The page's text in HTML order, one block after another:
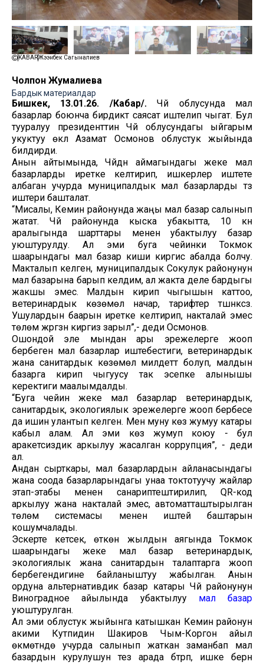
KABARЖээнбек Сагыналиев
Чолпон Жумалиева
Бардык материалдар
Бишкек, 13.01.26. /Кабар/.Чүй облусунда мал
базарлар боюнча бирдиктүү саясат иштелип чыгат. Бул
тууралуу президенттин Чүй облусундагы ыйгарым
укуктуу өкүлү Азамат Осмонов облустук жыйында
билдирди.
Анын айтымында, Чүйдүн аймагындагы жеке мал
базарларды иретке келтирип, ишкерлер иштете
албаган учурда муниципалдык мал базарларды түзүү
иштери башталат.
“Мисалы, Кемин районунда жаңы мал базар салынып
жатат. Чүй районунда кыска убакытта, 10 күн
аралыгында шарттары менен убактылуу базар
уюштурулду. Ал эми буга чейинки Токмок
шаарындагы мал базар киши киргис абалда болчу.
Макталып келген, муниципалдык Сокулук районунун
мал базарына барып келдим, ал жакта деле бардыгы
жакшы эмес. Малдын кирип чыгышын каттоо,
ветеринардык көзөмөл начар, тарифтер түшүнүксүз.
Ушулардын баарын иретке келтирип, накталай эмес
төлөм жүргүзүүнү киргизүү зарыл”,- деди Осмонов.
Ошондой эле мындан ары эрежелерге жооп
бербеген мал базарлар иштебестиги, ветеринардык
жана санитардык көзөмөл милдеттүү болуп, малдын
базарга кирип чыгуусу так эсепке алынышы
керектиги маалымдалды.
“Буга чейин жеке мал базарлар ветеринардык,
санитардык, экологиялык эрежелерге жооп бербесе
да ишин улантып келген. Мен муну көз жумуу катары
кабыл алам. Ал эми көз жумуп коюу - бул
аракетсиздик аркылуу жасалган коррупция”, - деди
ал.
Андан сырткары, мал базарлардын айланасындагы
жана соода базарларындагы унаа токтотуучу жайлар
этап-этабы менен санариптештирилип, QR-код
аркылуу жана накталай эмес, автоматташтырылган
төлөм системасы менен иштей баштарын
кошумчалады.
Эскерте кетсек, өткөн жылдын аягында Токмок
шаарындагы жеке мал базар ветеринардык,
экологиялык жана санитардын талаптарга жооп
бербегендигине байланыштуу жабылган. Анын
ордуна альтернативдик базар катары Чүй районунун
Виноградное айылында убактылуу мал базар
уюштурулган.
Ал эми облустук жыйынга катышкан Кемин районун
акими Кутпидин Шакиров Чым-Коргон айыл
өкмөтүндө учурда салынып жаткан заманбап мал
базардын курулушун тез арада бүтүрүп, ишке берүүнү